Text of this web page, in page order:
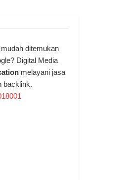
ditemukan
Digital Media
melayani jasa
backlink.